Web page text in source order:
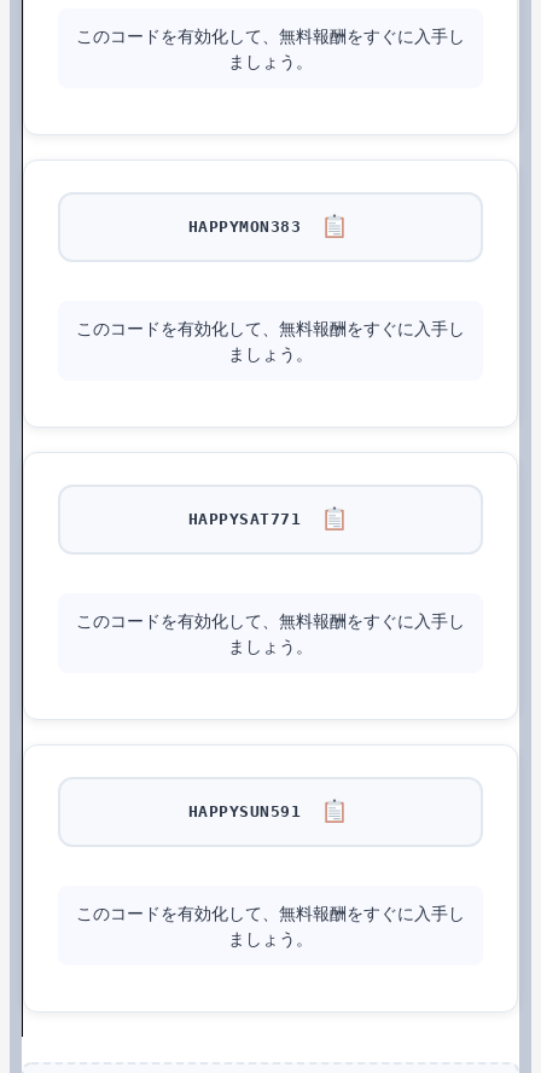
このコードを有効化して、無料報酬をすぐに入手し
ましょう。
HAPPYMON383
このコードを有効化して、無料報酬をすぐに入手し
ましょう。
HAPPYSAT771
このコードを有効化して、無料報酬をすぐに入手し
ましょう。
HAPPYSUN591
このコードを有効化して、無料報酬をすぐに入手し
ましょう。